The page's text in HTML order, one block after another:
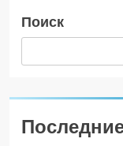
Поиск